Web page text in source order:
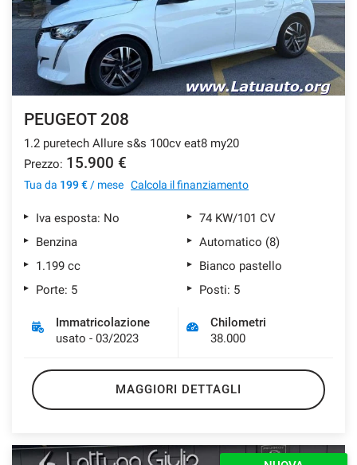
PEUGEOT 208
1.2 puretech Allure s&s 100cv eat8 my20
Prezzo: 15.900 €
Tua da 199 € / mese Calcola il finanziamento
Iva esposta: No
74 KW/101 CV
Benzina
Automatico (8)
1.199 cc
Bianco pastello
Porte: 5
Posti: 5
Immatricolazione
usato - 03/2023
Chilometri
38.000
MAGGIORI DETTAGLI